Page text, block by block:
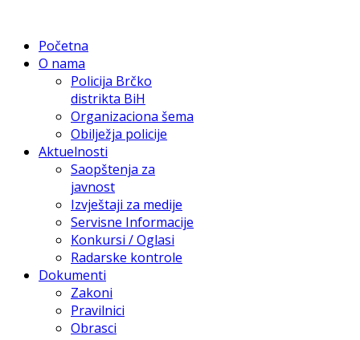
Početna
O nama
Policija Brčko
distrikta BiH
Organizaciona šema
Obilježja policije
Aktuelnosti
Saopštenja za
javnost
Izvještaji za medije
Servisne Informacije
Konkursi / Oglasi
Radarske kontrole
Dokumenti
Zakoni
Pravilnici
Obrasci